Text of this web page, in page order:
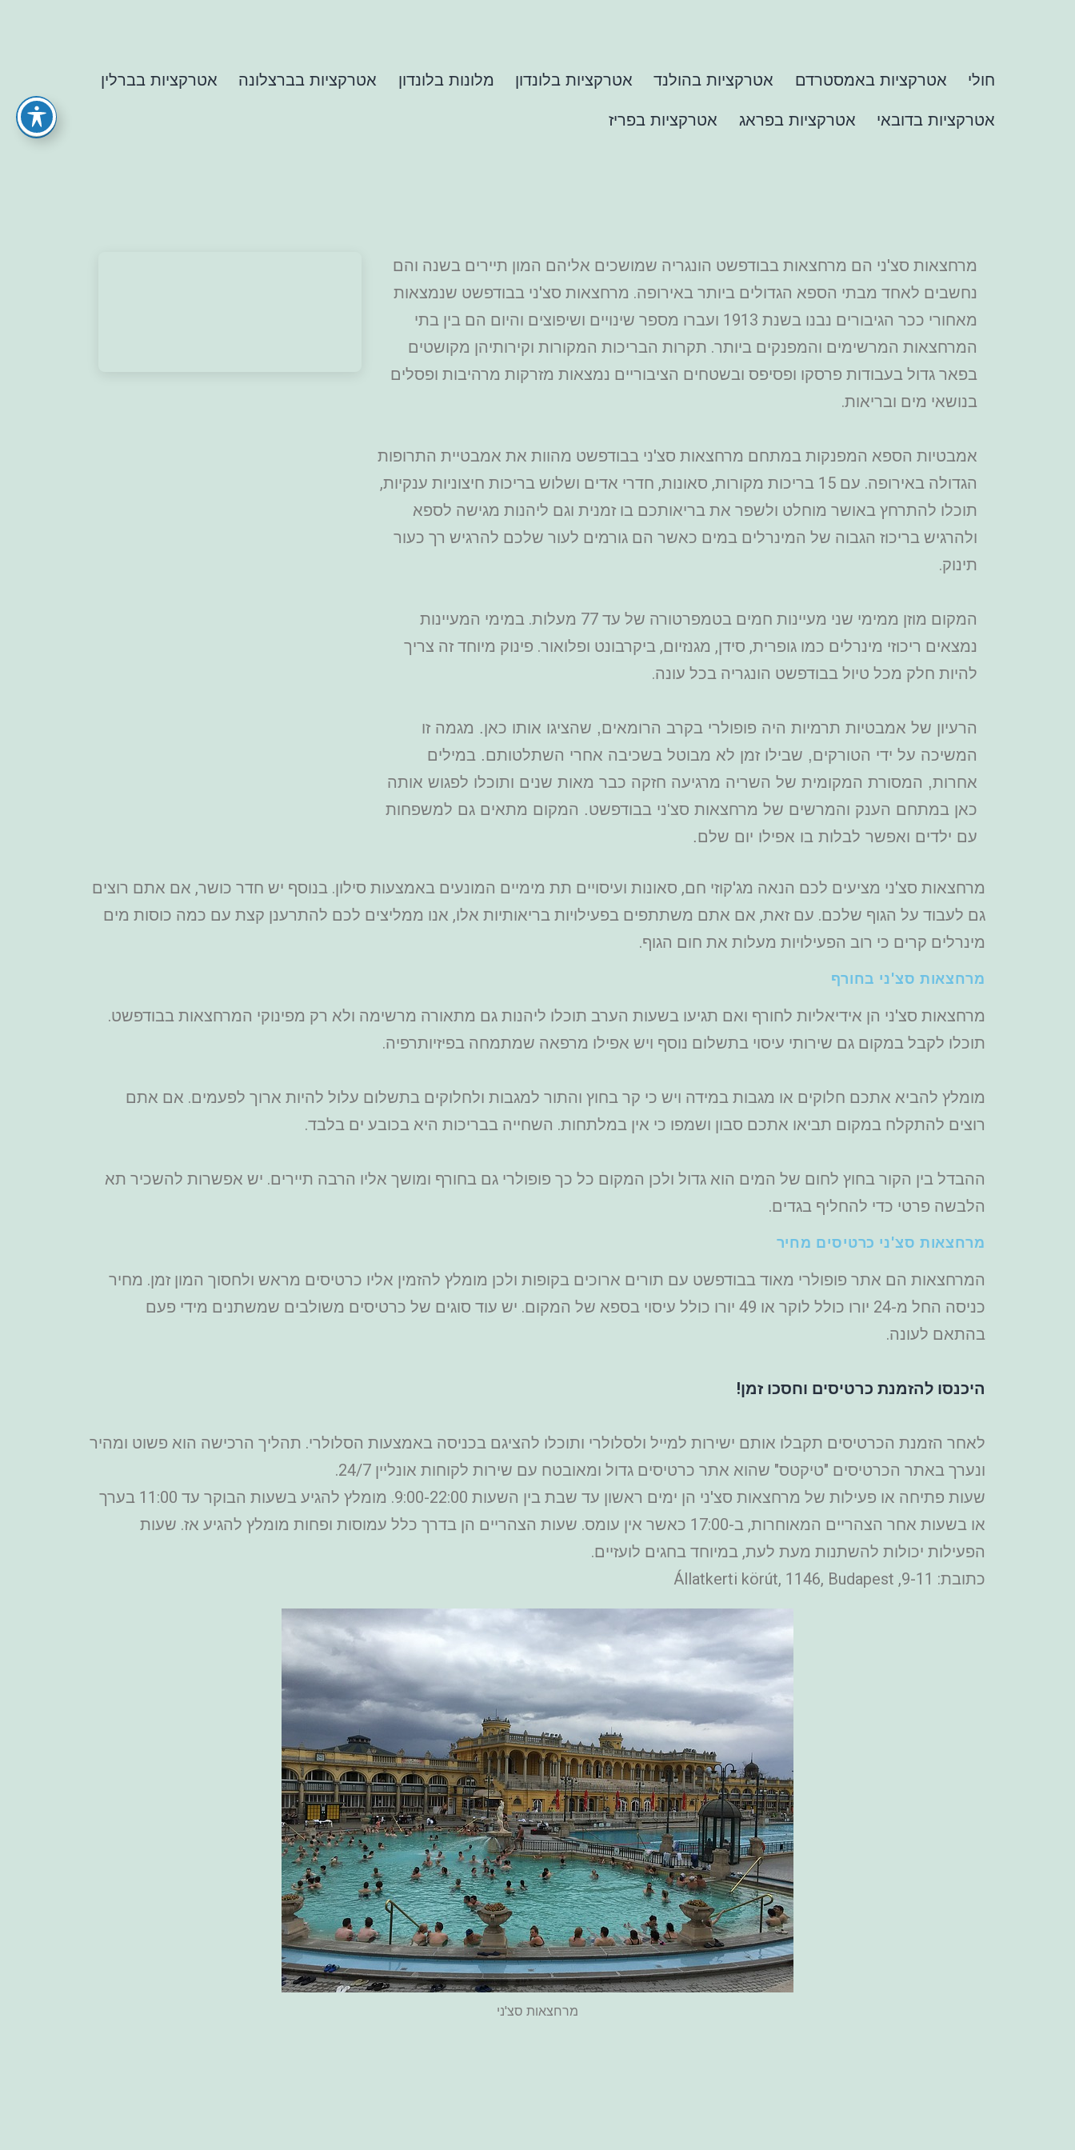
חולי אטרקציות באמסטרדם אטרקציות בהולנד אטרקציות בלונדון מלונות בלונדון אטרקציות בברצלונה אטרקציות בברלין
אטרקציות בדובאי אטרקציות בפראג אטרקציות בפריז
מרחצאות סצ'ני הם מרחצאות בבודפשט הונגריה שמושכים אליהם המון תיירים בשנה והם
נחשבים לאחד מבתי הספא הגדולים ביותר באירופה. מרחצאות סצ'ני בבודפשט שנמצאות
מאחורי ככר הגיבורים נבנו בשנת 1913 ועברו מספר שינויים ושיפוצים והיום הם בין בתי
המרחצאות המרשימים והמפנקים ביותר. תקרות הבריכות המקורות וקירותיהן מקושטים
בפאר גדול בעבודות פרסקו ופסיפס ובשטחים הציבוריים נמצאות מזרקות מרהיבות ופסלים
בנושאי מים ובריאות.
אמבטיות הספא המפנקות במתחם מרחצאות סצ'ני בבודפשט מהוות את אמבטיית התרופות
הגדולה באירופה. עם 15 בריכות מקורות, סאונות, חדרי אדים ושלוש בריכות חיצוניות ענקיות,
תוכלו להתרחץ באושר מוחלט ולשפר את בריאותכם בו זמנית וגם ליהנות מגישה לספא
ולהרגיש בריכוז הגבוה של המינרלים במים כאשר הם גורמים לעור שלכם להרגיש רך כעור
תינוק.
המקום מוזן ממימי שני מעיינות חמים בטמפרטורה של עד 77 מעלות. במימי המעיינות
נמצאים ריכוזי מינרלים כמו גופרית, סידן, מגנזיום, ביקרבונט ופלואור. פינוק מיוחד זה צריך
להיות חלק מכל טיול בבודפשט הונגריה בכל עונה.
הרעיון של אמבטיות תרמיות היה פופולרי בקרב הרומאים, שהציגו אותו כאן. מגמה זו
המשיכה על ידי הטורקים, שבילו זמן לא מבוטל בשכיבה אחרי השתלטותם. במילים
אחרות, המסורת המקומית של השריה מרגיעה חזקה כבר מאות שנים ותוכלו לפגוש אותה
כאן במתחם הענק והמרשים של מרחצאות סצ'ני בבודפשט. המקום מתאים גם למשפחות
עם ילדים ואפשר לבלות בו אפילו יום שלם.
מרחצאות סצ'ני מציעים לכם הנאה מג'קוזי חם, סאונות ועיסויים תת מימיים המונעים באמצעות סילון. בנוסף יש חדר כושר, אם אתם רוצים
גם לעבוד על הגוף שלכם. עם זאת, אם אתם משתתפים בפעילויות בריאותיות אלו, אנו ממליצים לכם להתרענן קצת עם כמה כוסות מים
מינרלים קרים כי רוב הפעילויות מעלות את חום הגוף.
מרחצאות סצ'ני בחורף
מרחצאות סצ'ני הן אידיאליות לחורף ואם תגיעו בשעות הערב תוכלו ליהנות גם מתאורה מרשימה ולא רק מפינוקי המרחצאות בבודפשט.
תוכלו לקבל במקום גם שירותי עיסוי בתשלום נוסף ויש אפילו מרפאה שמתמחה בפיזיותרפיה.
מומלץ להביא אתכם חלוקים או מגבות במידה ויש כי קר בחוץ והתור למגבות ולחלוקים בתשלום עלול להיות ארוך לפעמים. אם אתם
רוצים להתקלח במקום תביאו אתכם סבון ושמפו כי אין במלתחות. השחייה בבריכות היא בכובע ים בלבד.
ההבדל בין הקור בחוץ לחום של המים הוא גדול ולכן המקום כל כך פופולרי גם בחורף ומושך אליו הרבה תיירים. יש אפשרות להשכיר תא
הלבשה פרטי כדי להחליף בגדים.
מרחצאות סצ'ני כרטיסים מחיר
המרחצאות הם אתר פופולרי מאוד בבודפשט עם תורים ארוכים בקופות ולכן מומלץ להזמין אליו כרטיסים מראש ולחסוך המון זמן. מחיר
כניסה החל מ-24 יורו כולל לוקר או 49 יורו כולל עיסוי בספא של המקום. יש עוד סוגים של כרטיסים משולבים שמשתנים מידי פעם
בהתאם לעונה.
היכנסו להזמנת כרטיסים וחסכו זמן!
לאחר הזמנת הכרטיסים תקבלו אותם ישירות למייל ולסלולרי ותוכלו להציגם בכניסה באמצעות הסלולרי. תהליך הרכישה הוא פשוט ומהיר
ונערך באתר הכרטיסים "טיקטס" שהוא אתר כרטיסים גדול ומאובטח עם שירות לקוחות אונליין 24/7.
שעות פתיחה או פעילות של מרחצאות סצ'ני הן ימים ראשון עד שבת בין השעות 9:00-22:00. מומלץ להגיע בשעות הבוקר עד 11:00 בערך
או בשעות אחר הצהריים המאוחרות, ב-17:00 כאשר אין עומס. שעות הצהריים הן בדרך כלל עמוסות ופחות מומלץ להגיע אז. שעות
הפעילות יכולות להשתנות מעת לעת, במיוחד בחגים לועזיים.
כתובת: 9-11, Állatkerti körút, 1146, Budapest
מרחצאות סצ'ני